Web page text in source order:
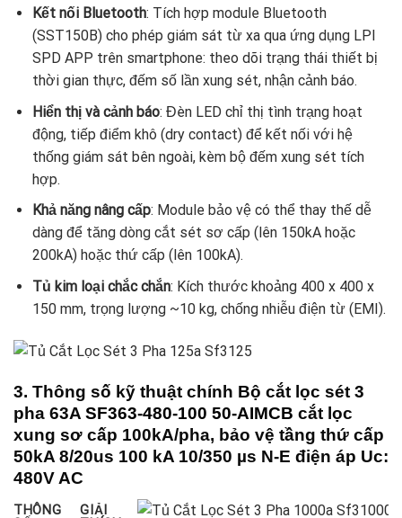
Kết nối Bluetooth: Tích hợp module Bluetooth
(SST150B) cho phép giám sát từ xa qua ứng dụng LPI
SPD APP trên smartphone: theo dõi trạng thái thiết bị
thời gian thực, đếm số lần xung sét, nhận cảnh báo.
Hiển thị và cảnh báo: Đèn LED chỉ thị tình trạng hoạt
động, tiếp điểm khô (dry contact) để kết nối với hệ
thống giám sát bên ngoài, kèm bộ đếm xung sét tích
hợp.
Khả năng nâng cấp: Module bảo vệ có thể thay thế dễ
dàng để tăng dòng cắt sét sơ cấp (lên 150kA hoặc
200kA) hoặc thứ cấp (lên 100kA).
Tủ kim loại chắc chắn: Kích thước khoảng 400 x 400 x
150 mm, trọng lượng ~10 kg, chống nhiễu điện từ (EMI).
3. Thông số kỹ thuật chính Bộ cắt lọc sét 3
pha 63A SF363-480-100 50-AIMCB cắt lọc
xung sơ cấp 100kA/pha, bảo vệ tầng thứ cấp
50kA 8/20us 100 kA 10/350 µs N-E điện áp Uc:
480V AC
THÔNG
GIẢI